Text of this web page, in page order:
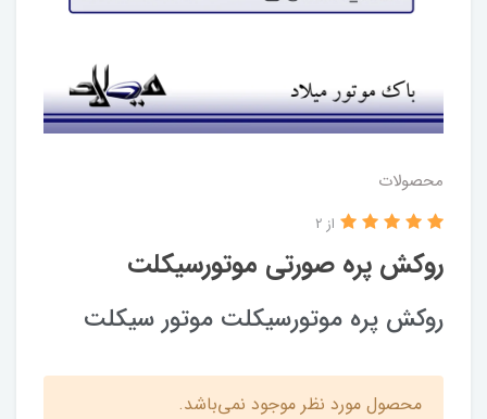
محصولات
روکش پره صورتی موتورسیکلت
از 2
روکش پره موتورسیکلت موتور سیکلت
محصول مورد نظر موجود نمی‌باشد.